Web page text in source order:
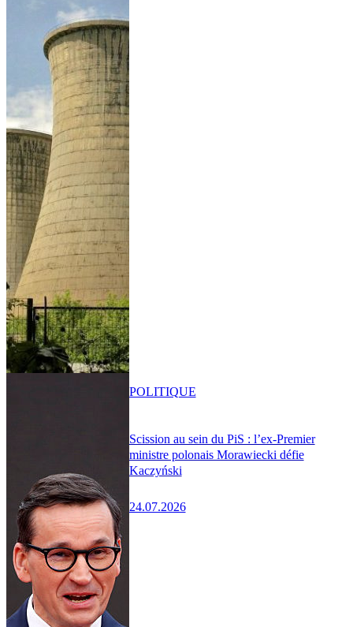
Scission au sein du PiS : l’ex-Premier
ministre polonais Morawiecki défie
Kaczyński
24.07.2026
POLITIQUE